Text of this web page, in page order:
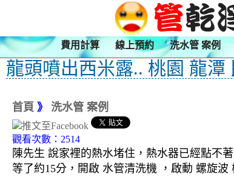
費用計算 線上預約 洗水管 案例
龍頭噴出西米露.. 桃園 龍潭
首頁 》 洗水管 案例
觀看次數：2514
陳先生 說家裡的熱水堵住，熱水器已經點不
等了約15分，開啟 水管清洗機 ，啟動 螺旋